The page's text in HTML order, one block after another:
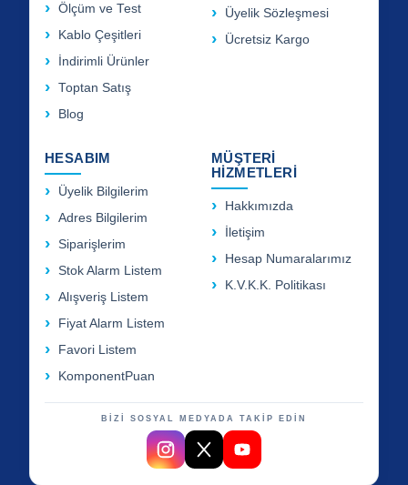
Ölçüm ve Test
Kablo Çeşitleri
İndirimli Ürünler
Toptan Satış
Blog
Üyelik Sözleşmesi
Ücretsiz Kargo
HESABIM
Üyelik Bilgilerim
Adres Bilgilerim
Siparişlerim
Stok Alarm Listem
Alışveriş Listem
Fiyat Alarm Listem
Favori Listem
KomponentPuan
MÜŞTERİ
HİZMETLERİ
Hakkımızda
İletişim
Hesap Numaralarımız
K.V.K.K. Politikası
BİZİ SOSYAL MEDYADA TAKİP EDİN